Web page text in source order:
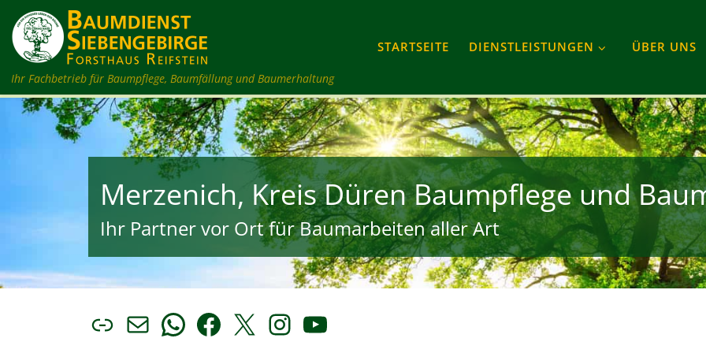
Zum Inhalt springen
Ihr Fachbetrieb für Baumpflege, Baumfällung und Baumerhaltung
STARTSEITE DIENSTLEISTUNGEN ÜBER UNS
Merzenich, Kreis Düren Baumpflege und
Ihr Partner vor Ort für Baumarbeiten aller Art
LinkE-Mail
WhatsApp
Facebook
X Instagram
YouTube